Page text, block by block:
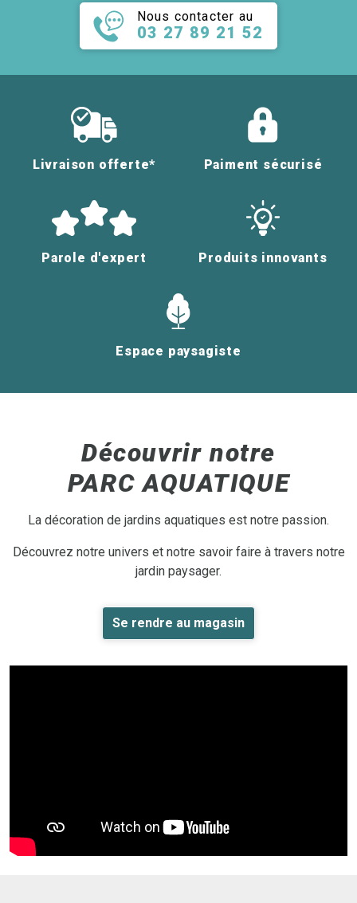
Nous contacter au
03 27 89 21 52
Livraison offerte* Paiment sécurisé
Parole d'expert Produits innovants
Espace paysagiste
Découvrir notre
PARC AQUATIQUE
La décoration de jardins aquatiques est notre passion.
Découvrez notre univers et notre savoir faire à travers notre
jardin paysager.
Se rendre au magasin